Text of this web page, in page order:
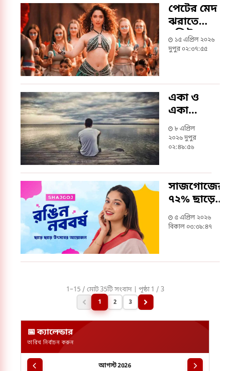
পেটের মেদ
ঝরাতে
বলিউড
অভিনেত্রীর
পরামর্শ
১৫ এপ্রিল ২০২৬
দুপুর ০২:৩৭:৫৫
একা ও
একাকীত্ব
যেমন
৮ এপ্রিল
২০২৬ দুপুর
০২:৪৯:৫৬
সাজগোজের
৭২% ছাড়ে
এবার পহেলা
বৈশাখ হোক
৫ এপ্রিল ২০২৬
বিকাল ০৩:৩৯:৪৭
1–15 / মোট 35টি সংবাদ | পৃষ্ঠা 1 / 3
1 2 3
📅 ক্যালেন্ডার
তারিখ নির্বাচন করুন
আগস্ট 2026